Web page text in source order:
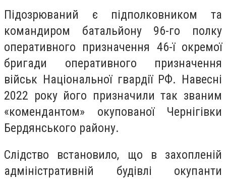
Підозрюваний є підполковником та
командиром батальйону 96-го полку
оперативного призначення 46-ї окремої
бригади оперативного призначення
військ Національної гвардії РФ. Навесні
2022 року його призначили так званим
«комендантом» окупованої Чернігівки
Бердянського району.
Слідство встановило, що в захопленій
адміністративній будівлі окупанти